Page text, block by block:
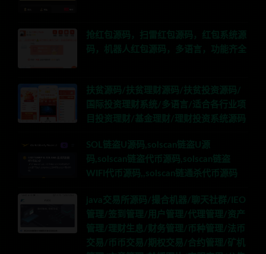
抢红包源码，扫雷红包源码，红包系统源
码，机器人红包源码，多语言，功能齐全
扶贫源码/扶贫理财源码/扶贫投资源码/
国际投资理财系统/多语言/适合各行业项
目投资理财/基金理财/理财投资系统源码
SOL链盗U源码,solscan链盗U源
码,solscan链盗代币源码,solscan链盗
WIFI代币源码,,solscan链通杀代币源码
java交易所源码/撮合机器/聊天社群/IEO
管理/签到管理/用户管理/代理管理/资产
管理/理财生息/财务管理/币种管理/法币
交易/币币交易/期权交易/合约管理/矿机